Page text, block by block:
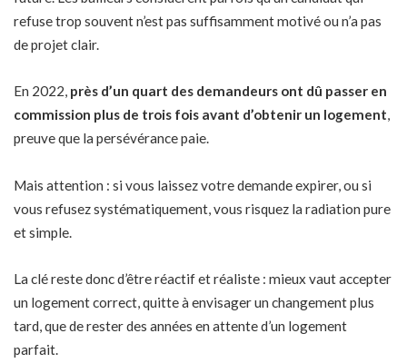
refuse trop souvent n’est pas suffisamment motivé ou n’a pas
de projet clair.
En 2022, près d’un quart des demandeurs ont dû passer en
commission plus de trois fois avant d’obtenir un logement,
preuve que la persévérance paie.
Mais attention : si vous laissez votre demande expirer, ou si
vous refusez systématiquement, vous risquez la radiation pure
et simple.
La clé reste donc d’être réactif et réaliste : mieux vaut accepter
un logement correct, quitte à envisager un changement plus
tard, que de rester des années en attente d’un logement
parfait.